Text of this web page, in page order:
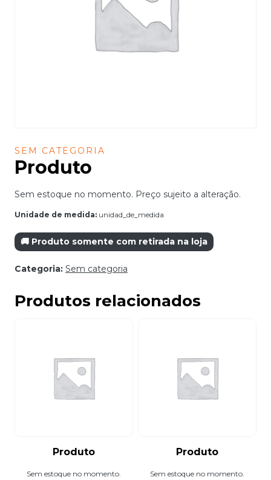
SEM CATEGORIA
Produto
Sem estoque no momento. Preço sujeito a alteração.
Unidade de medida: unidad_de_medida
🚚 Produto somente com retirada na loja
Categoria: Sem categoria
Produtos relacionados
Produto
Sem estoque no momento.
Produto
Sem estoque no momento.